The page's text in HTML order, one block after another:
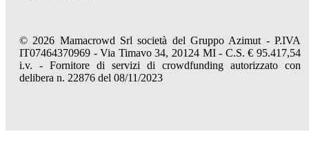
© 2026 Mamacrowd Srl società del Gruppo Azimut - P.IVA
IT07464370969 - Via Timavo 34, 20124 MI - C.S. € 95.417,54
i.v. - Fornitore di servizi di crowdfunding autorizzato con
delibera n. 22876 del 08/11/2023